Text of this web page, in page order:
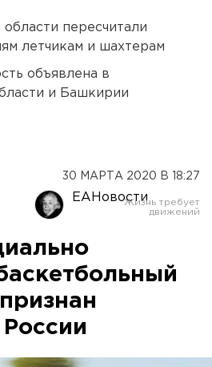
пересчитали
летчикам и шахтерам
объявлена в
и Башкирии
30 МАРТА 2020 В 18:27
ЕАНовости